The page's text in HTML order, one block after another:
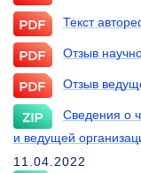
Текст
Отзыв
Отзыв
Сведения о
и ведущей
11.04.2022